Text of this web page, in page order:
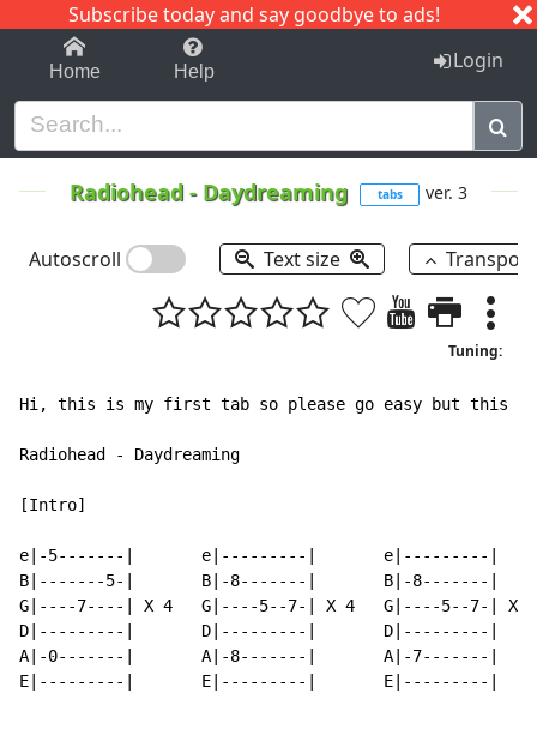
Subscribe today and say goodbye to ads!
1-9 C I J
Home Help Login
Radiohead - Daydreaming tabs ver. 3
Autoscroll Text size
Tuning:
Hi, this is my first tab so please go easy but this
Radiohead - Daydreaming
[Intro]
e|-5-------|       e|---------|       e|---------|
B|-------5-|       B|-8-------|       B|-8-------|
G|----7----| X 4   G|----5--7-| X 4   G|----5--7-| X
D|---------|       D|---------|       D|---------|
A|-0-------|       A|-8-------|       A|-7-------|
E|---------|       E|---------|       E|---------|